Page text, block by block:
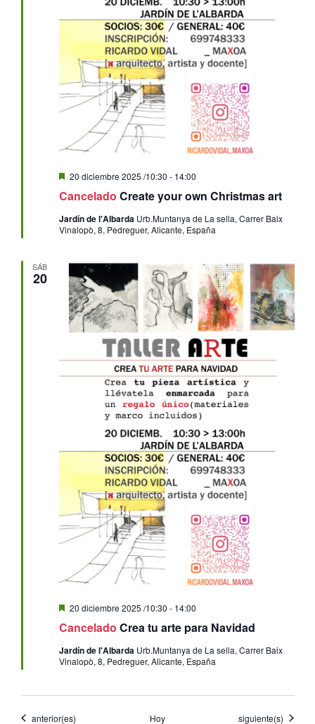
Cancelado Create your own Christmas art
Destacado
20 diciembre 2025 /10:30 - 14:00
Jardín de l'Albarda Urb.Muntanya de La sella, Carrer Baix
Vinalopò, 8, Pedreguer, Alicante, España
SÁB
20
Cancelado Crea tu arte para Navidad
Destacado
20 diciembre 2025 /10:30 - 14:00
Jardín de l'Albarda Urb.Muntanya de La sella, Carrer Baix
Vinalopò, 8, Pedreguer, Alicante, España
Eventos
anterior(es) Hoy Eventos
siguiente(s)